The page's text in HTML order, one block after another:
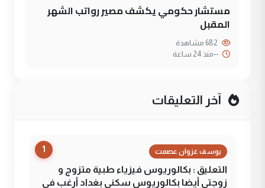
مستشار حكومي يكشف مصير رواتب الشهر
المقبل
--منذ 24 ساعة
آخر التعليقات
1 يوسف غزوان عصمت
التعليق : بكالوريوس فيزياء طبية متزوج و
زوجتي أيضا بكالوريوس سكني بغداد أرغب في